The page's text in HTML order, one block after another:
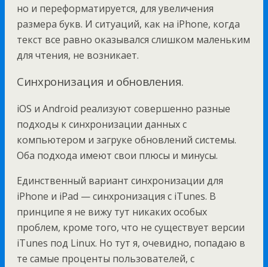
но и переформатируется, для увеличения
размера букв. И ситуаций, как на iPhone, когда
текст все равно оказывался слишком маленьким
для чтения, не возникает.
Синхронизация и обновления.
iOS и Android реализуют совершенно разные
подходы к синхронизации данных с
компьютером и загруке обновлений системы.
Оба подхода имеют свои плюсы и минусы.
Единственный вариант синхронизации для
iPhone и iPad — синхронизация с iTunes. В
принципе я не вижу тут никаких особых
проблем, кроме того, что не существует версии
iTunes под Linux. Но тут я, очевидно, попадаю в
те самые проценты пользователей, с